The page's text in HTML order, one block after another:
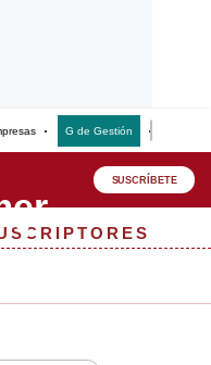
G de Gestión
SUSCRÍBETE